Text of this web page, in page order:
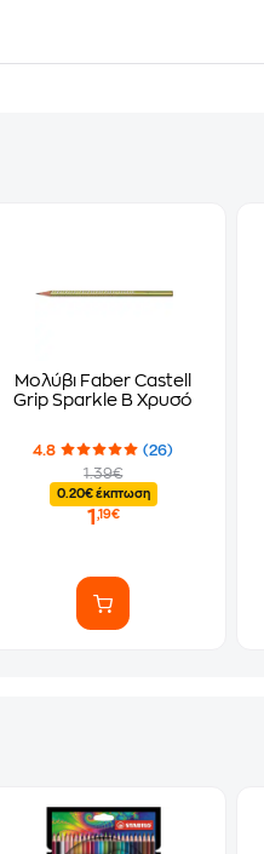
Μολύβι Faber Castell
Grip Sparkle B Χρυσό
4.8
(26)
1.39€
0.20€ έκπτωση
1 ,19€